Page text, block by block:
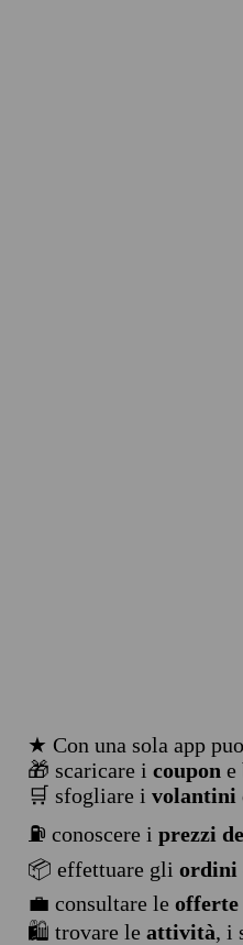
★ Con una sola app
🎁 scaricare i coupon e
🛒 sfogliare i volantini
⛽ conoscere i prezzi
📦 effettuare gli ordini
💼 consultare le
🛍️ trovare le attività, i